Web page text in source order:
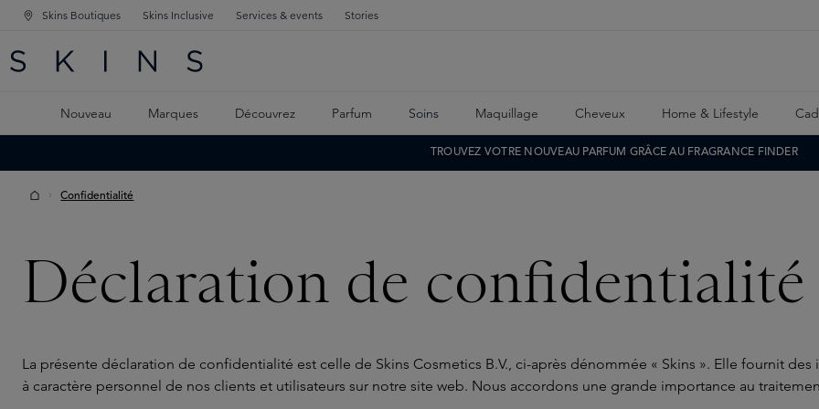
PRINCIPALE
CONTENU PRINCIPAL
Skins Boutiques Skins Inclusive Services & events Stories
Nouveau Marques Découvrez Parfum Soins Maquillage Cheveux Home & Lifestyle
TROUVEZ VOTRE NOUVEAU PARFUM GRÂCE AU FRAGRANCE FINDER
Confidentialité
Déclaration de confidentialité
La présente déclaration de confidentialité est celle de Skins Cosmetics B.V., ci-après dénommée « Skins ». Elle fournit
à caractère personnel de nos clients et utilisateurs sur notre site web. Nous accordons une grande importance au